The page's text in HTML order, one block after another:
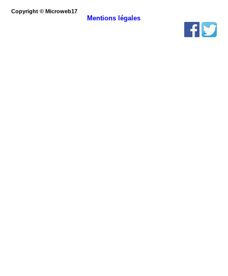
Copyright © Microweb17
Mentions légales